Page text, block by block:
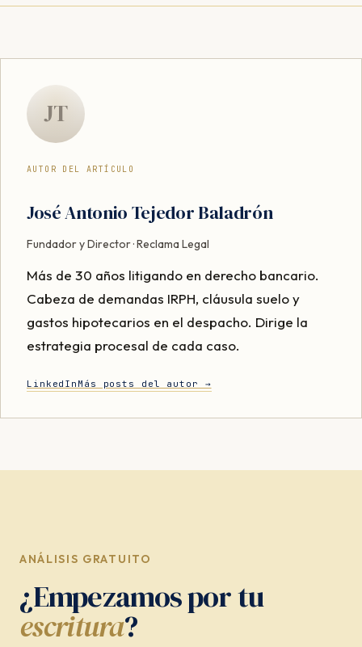
JT
AUTOR DEL ARTÍCULO
José Antonio Tejedor Baladrón
Fundador y Director · Reclama Legal
Más de 30 años litigando en derecho bancario.
Cabeza de demandas IRPH, cláusula suelo y
gastos hipotecarios en el despacho. Dirige la
estrategia procesal de cada caso.
LinkedIn Más posts del autor →
ANÁLISIS GRATUITO
¿Empezamos por tu
escritura?